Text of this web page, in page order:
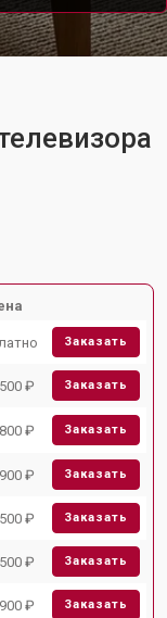
Заказать
₽ Заказать
₽ Заказать
₽ Заказать
₽ Заказать
₽ Заказать
₽ Заказать